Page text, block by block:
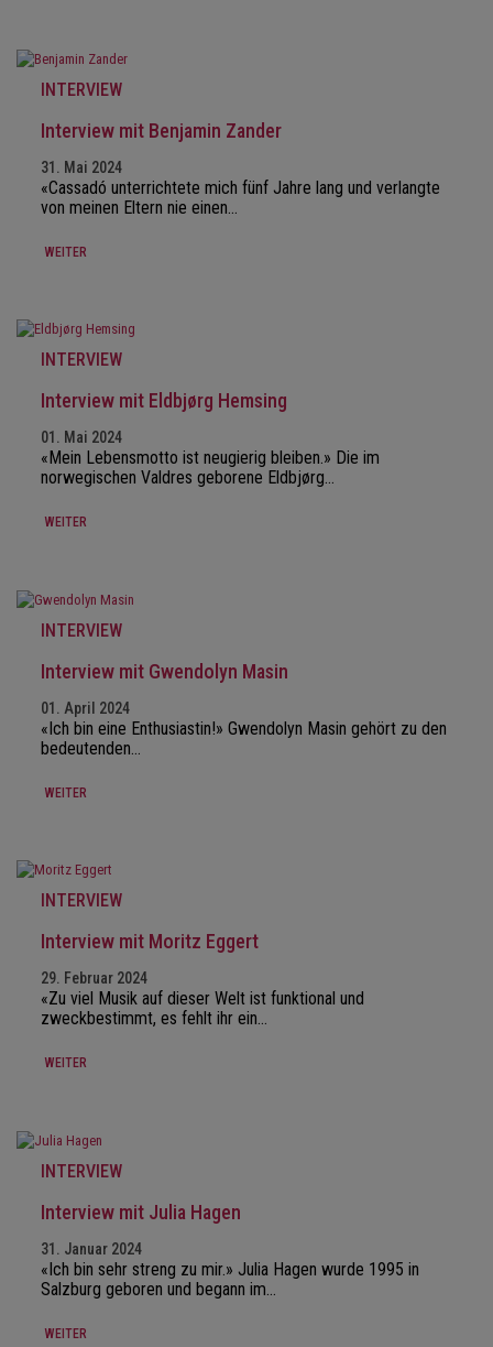
INTERVIEW
Interview mit Benjamin Zander
31. Mai 2024
«Cassadó unterrichtete mich fünf Jahre lang und verlangte
von meinen Eltern nie einen…
WEITER
INTERVIEW
Interview mit Eldbjørg Hemsing
01. Mai 2024
«Mein Lebensmotto ist neugierig bleiben.» Die im
norwegischen Valdres geborene Eldbjørg…
WEITER
INTERVIEW
Interview mit Gwendolyn Masin
01. April 2024
«Ich bin eine Enthusiastin!» Gwendolyn Masin gehört zu den
bedeutenden…
WEITER
INTERVIEW
Interview mit Moritz Eggert
29. Februar 2024
«Zu viel Musik auf dieser Welt ist funktional und
zweckbestimmt, es fehlt ihr ein…
WEITER
INTERVIEW
Interview mit Julia Hagen
31. Januar 2024
«Ich bin sehr streng zu mir.» Julia Hagen wurde 1995 in
Salzburg geboren und begann im…
WEITER